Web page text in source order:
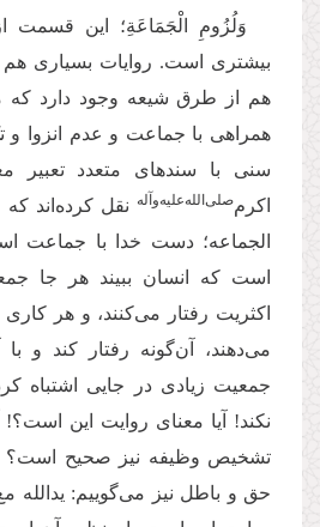
وَلُزُومِ الْجَمَاعَةِ؛ این قسمت
بیشتری است. روایات بسیاری
هم از طرق شیعه وجود دارد که
همراهی با جماعت و عدم انزوا
سنی با سندهای متعدد تعبیر
اکرم‌صلی‌الله‌علیه‌وآله نقل کرده‌اند که
الجماعه؛ دست خدا با جماعت
است که انسان ببیند هر جا
اکثریت رفتار می‌کنند، و هر
می‌دهند، آن‌گونه رفتار کند و
جمعیت زیادی در جایی اشتباه
نکند! آیا معنای روایت این
تشخیص وظیفه نیز صحیح است؟
حق و باطل نیز می‌گوییم: یدالله